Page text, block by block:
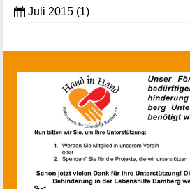
Juli 2015 (1)